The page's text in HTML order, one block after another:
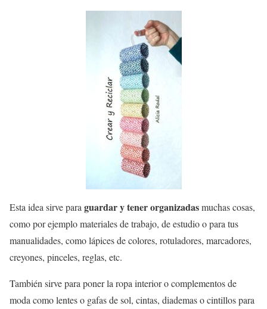
Esta idea sirve para guardar y tener organizadasmuchas cosas,
como por ejemplo materiales de trabajo, de estudio o para tus
manualidades, como lápices de colores, rotuladores, marcadores,
creyones, pinceles, reglas, etc.
También sirve para poner la ropa interior o complementos de
moda como lentes o gafas de sol, cintas, diademas o cintillos para